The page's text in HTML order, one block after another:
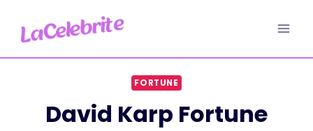
contenu
FORTUNE
David Karp Fortune